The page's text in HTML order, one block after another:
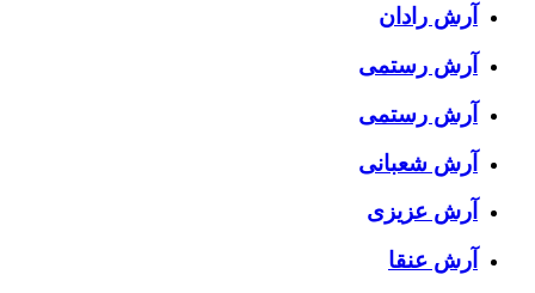
آرش رادان
آرش رستمى
آرش رستمی
آرش شعبانی
آرش عزیزی
آرش عنقا